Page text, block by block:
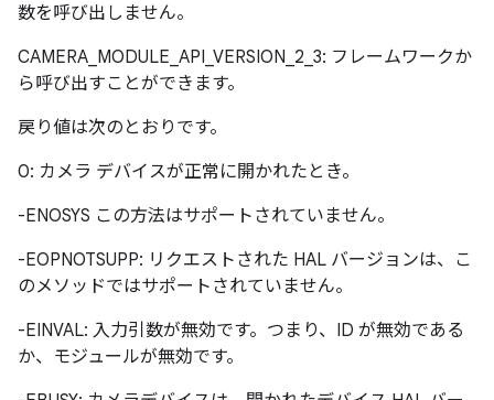
数を呼び出しません。
CAMERA_MODULE_API_VERSION_2_3: フレームワークか
ら呼び出すことができます。
戻り値は次のとおりです。
0: カメラ デバイスが正常に開かれたとき。
-ENOSYS この方法はサポートされていません。
-EOPNOTSUPP: リクエストされた HAL バージョンは、こ
のメソッドではサポートされていません。
-EINVAL: 入力引数が無効です。つまり、ID が無効である
か、モジュールが無効です。